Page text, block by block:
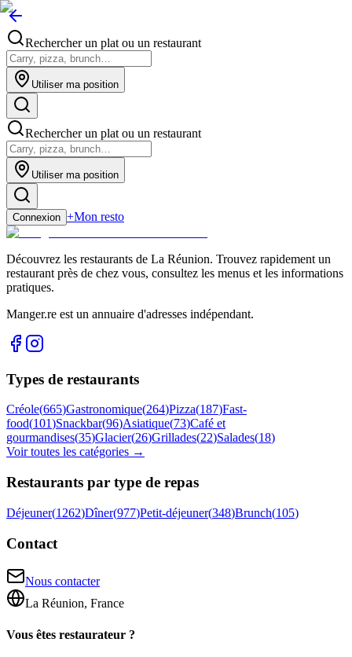
Rechercher un plat ou un restaurant
Utiliser ma position
Rechercher un plat ou un restaurant
Utiliser ma position
Connexion +Mon resto
Découvrez les restaurants de La Réunion. Trouvez rapidement un
restaurant près de chez vous, consultez les menus et les informations
pratiques.
Manger.re est un annuaire d'adresses indépendant.
Types de restaurants
Créole(665)Gastronomique(264)Pizza(187)Fast-
food(101)Snackbar(96)Asiatique(73)Café et
gourmandises(35)Glacier(26)Grillades(22)Salades(18)
Voir toutes les catégories →
Restaurants par type de repas
Déjeuner(1262)Dîner(977)Petit-déjeuner(348)Brunch(105)
Contact
Nous contacter
La Réunion, France
Vous êtes restaurateur ?